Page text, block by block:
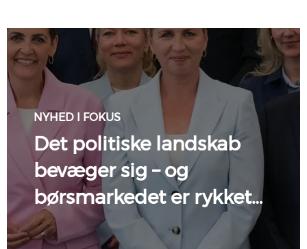
NYHED I FOKUS
Det politiske landskab
bevæger sig – og
børsmarkedet er rykket…